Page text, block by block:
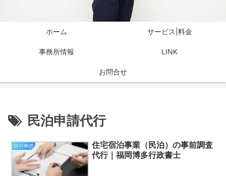
ホーム サービス|料金
事務所情報 LINK
お問合せ
民泊申請代行
許可申請
住宅宿泊事業（民泊）の事前調査
代行｜福岡博多行政書士